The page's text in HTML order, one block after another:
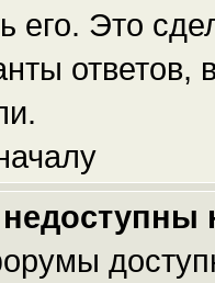
его. Это
ответов,